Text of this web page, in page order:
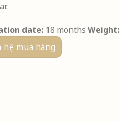
date: 18 months Weight:
hệ mua hàng